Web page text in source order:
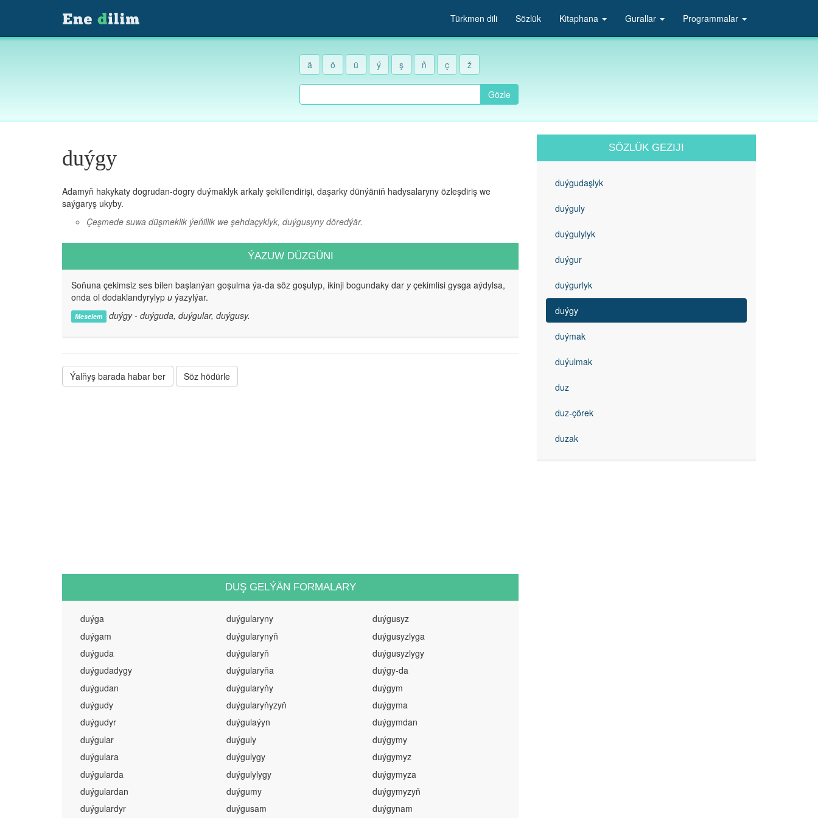
Türkmen dili Sözlük Kitaphana Gurallar Programmalar
ä ö ü ý ş ň ç ž
Gözle
duýgy
Adamyň hakykaty dogrudan-dogry duýmaklyk arkaly şekillendirişi, daşarky dünýäniň hadysalaryny özleşdiriş we
saýgaryş ukyby.
Çeşmede suwa düşmeklik ýeňillik we şehdaçyklyk, duýgusyny döredýär.
ÝAZUW DÜZGÜNI
Soňuna çekimsiz ses bilen başlanýan goşulma ýa-da söz goşulyp, ikinji bogundaky dar yçekimlisi gysga aýdylsa,
onda ol dodaklandyrylyp u ýazylýar.
Meselem duýgy - duýguda, duýgular, duýgusy.
Ýalňyş barada habar ber Söz hödürle
DUŞ GELÝÄN FORMALARY
duýga
duýgam
duýguda
duýgudadygy
duýgudan
duýgudy
duýgudyr
duýgular
duýgulara
duýgularda
duýgulardan
duýgulardyr
duýgularyny
duýgularynyň
duýgularyň
duýgularyňa
duýgularyňy
duýgularyňyzyň
duýgulaýyn
duýguly
duýgulygy
duýgulylygy
duýgumy
duýgusam
duýgusyz
duýgusyzlyga
duýgusyzlygy
duýgy-da
duýgym
duýgyma
duýgymdan
duýgymy
duýgymyz
duýgymyza
duýgymyzyň
duýgynam
SÖZLÜK GEZIJI
duýgudaşlyk
duýguly
duýgulylyk
duýgur
duýgurlyk
duýgy
duýmak
duýulmak
duz
duz-çörek
duzak